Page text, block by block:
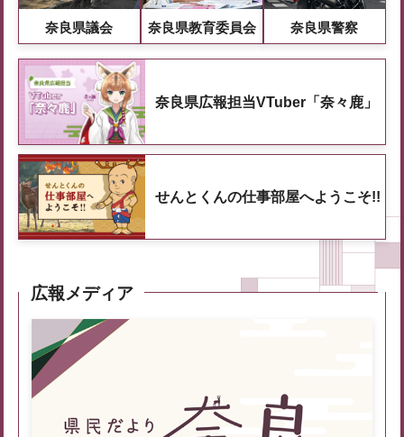
奈良県議会 奈良県教育委員会 奈良県警察
奈良県広報担当VTuber「奈々鹿」
せんとくんの仕事部屋へようこそ!!
広報メディア